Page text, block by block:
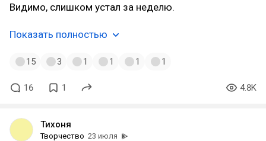
Видимо, слишком устал за неделю.
Показать полностью
15 3 1 1 1 1
16 1 4.8K
Тихоня
Творчество 23 июля